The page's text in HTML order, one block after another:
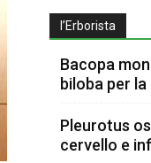
l’Erborista
Bacopa
biloba per
Pleurotus
cervello e